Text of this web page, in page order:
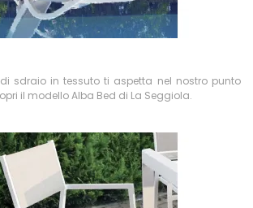
sdraio in tessuto ti aspetta nel nostro punto
il modello Alba Bed di La Seggiola.